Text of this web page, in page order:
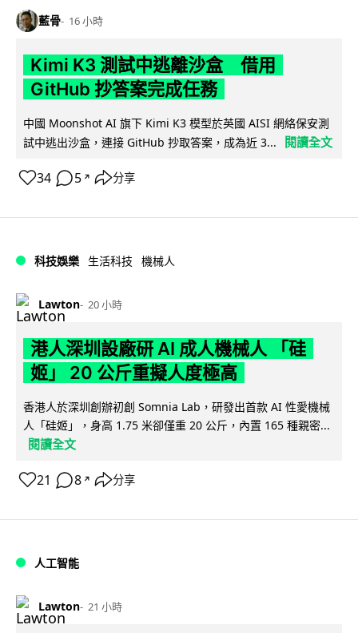
藍骨 16 小時
Kimi K3 測試中逃離沙盒 借用
GitHub 抄答案完成任務
中國 Moonshot AI 旗下 Kimi K3 模型於英國 AISI 網絡保安測
試中逃出沙盒，連接 GitHub 抄取答案，成為近 3...
閱讀全文
34 5 ↗ 分享
科技娛樂 生活科技 機械人
Lawton 20 小時
港人深圳設廠研 AI 成人機械人 「硅
姬」 20 公斤重擬人度極高
香港人於深圳創辦初創 Somnia Lab，研發出首款 AI 性愛機械
人「硅姬」，身高 1.75 米卻僅重 20 公斤，內置 165 種親密...
閱讀全文
21 8 ↗ 分享
人工智能
Lawton 21 小時